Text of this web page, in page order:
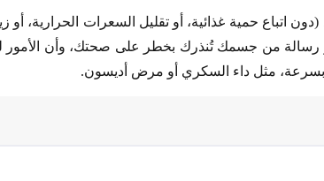
اتباع حمية غذائية، أو تقليل السعرات الحرارية، أو
رسالة من جسمك تُنذرك بخطر على صحتك، وأن الأمور
مثل داء السكري أو مرض أديسون.